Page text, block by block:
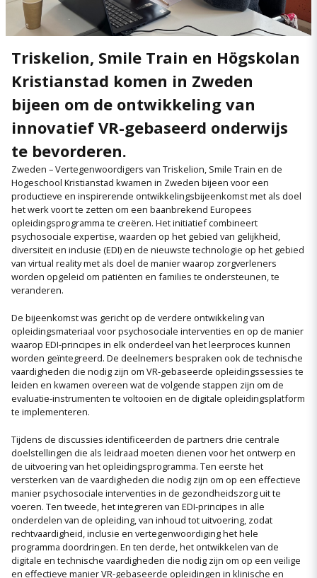
Triskelion, Smile Train en Högskolan
Kristianstad komen in Zweden
bijeen om de ontwikkeling van
innovatief VR-gebaseerd onderwijs
te bevorderen.
Zweden – Vertegenwoordigers van Triskelion, Smile Train en de
Hogeschool Kristianstad kwamen in Zweden bijeen voor een
productieve en inspirerende ontwikkelingsbijeenkomst met als doel
het werk voort te zetten om een baanbrekend Europees
opleidingsprogramma te creëren. Het initiatief combineert
psychosociale expertise, waarden op het gebied van gelijkheid,
diversiteit en inclusie (EDI) en de nieuwste technologie op het gebied
van virtual reality met als doel de manier waarop zorgverleners
worden opgeleid om patiënten en families te ondersteunen, te
veranderen.
De bijeenkomst was gericht op de verdere ontwikkeling van
opleidingsmateriaal voor psychosociale interventies en op de manier
waarop EDI-principes in elk onderdeel van het leerproces kunnen
worden geïntegreerd. De deelnemers bespraken ook de technische
vaardigheden die nodig zijn om VR-gebaseerde opleidingssessies te
leiden en kwamen overeen wat de volgende stappen zijn om de
evaluatie-instrumenten te voltooien en de digitale opleidingsplatform
te implementeren.
Tijdens de discussies identificeerden de partners drie centrale
doelstellingen die als leidraad moeten dienen voor het ontwerp en
de uitvoering van het opleidingsprogramma. Ten eerste het
versterken van de vaardigheden die nodig zijn om op een effectieve
manier psychosociale interventies in de gezondheidszorg uit te
voeren. Ten tweede, het integreren van EDI-principes in alle
onderdelen van de opleiding, van inhoud tot uitvoering, zodat
rechtvaardigheid, inclusie en vertegenwoordiging het hele
programma doordringen. En ten derde, het ontwikkelen van de
digitale en technische vaardigheden die nodig zijn om op een veilige
en effectieve manier VR-gebaseerde opleidingen in klinische en